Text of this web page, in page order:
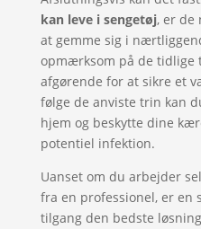
kan leve i sengetøj, er de
at gemme sig i
opmærksom på de tidlige
afgørende for at sikre et
følge de anviste trin kan
hjem og beskytte dine
potentiel infektion.
Uanset om du arbejder
fra en professionel, er en
tilgang den bedste